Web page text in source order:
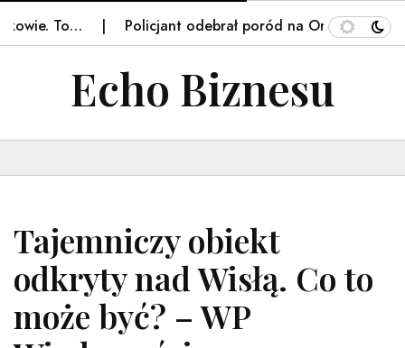
To… Policjant odebrał poród na Orlenie we
Echo Biznesu
Tajemniczy obiekt
odkryty nad Wisłą. Co to
może być? – WP